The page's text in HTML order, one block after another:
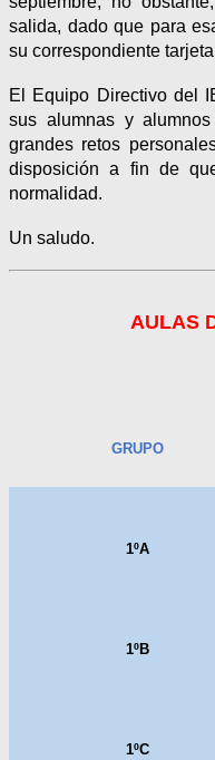
salida, dado que para
su correspondiente
El Equipo Directivo del
sus alumnas y
grandes retos
disposición a fin de
normalidad.
Un saludo.
AULAS
GRUPO
1ºA
1ºB
1ºC